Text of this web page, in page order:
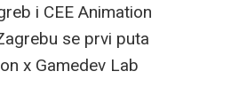
i CEE Animation
se prvi puta
x Gamedev Lab